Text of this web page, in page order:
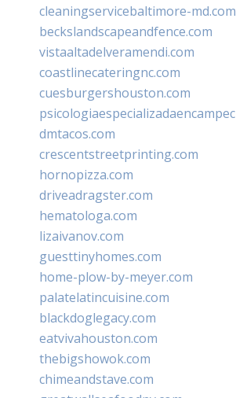
cleaningservicebaltimore-md.com
beckslandscapeandfence.com
vistaaltadelveramendi.com
coastlinecateringnc.com
cuesburgershouston.com
dmtacos.com
crescentstreetprinting.com
hornopizza.com
driveadragster.com
hematologa.com
lizaivanov.com
guesttinyhomes.com
home-plow-by-meyer.com
palatelatincuisine.com
blackdoglegacy.com
eatvivahouston.com
thebigshowok.com
chimeandstave.com